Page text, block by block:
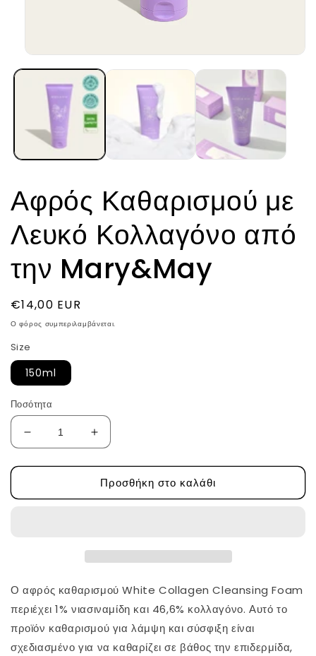
μέσου
βοηθητικό
παράθυρο
Αφρός Καθαρισμού με
Λευκό Κολλαγόνο από
την Mary&May
Κανονική
τιμή
€14,00 EUR
Ο φόρος συμπεριλαμβάνεται.
Size
150ml
Ποσότητα
Μείωση
ποσότητας
για
Καθαρισμού
Mary&amp;May
Αύξηση
ποσότητας
για
Αφρός
Καθαρισμού
Mary&amp;May
Προσθήκη στο καλάθι
Ο αφρός καθαρισμού White Collagen Cleansing Foam
περιέχει 1% νιασιναμίδη και 46,6% κολλαγόνο. Αυτό το
προϊόν καθαρισμού για λάμψη και σύσφιξη είναι
σχεδιασμένο για να καθαρίζει σε βάθος την επιδερμίδα,